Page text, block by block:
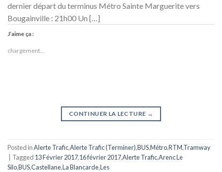
dernier départ du terminus Métro Sainte Marguerite vers
Bougainville : 21h00 Un […]
J’aime ça :
chargement…
CONTINUER LA LECTURE →
Posted inAlerte Trafic,Alerte Trafic (Terminer),BUS,Métro,RTM,Tramway
Tagged 13 Février 2017,16 février 2017,Alerte Trafic,Arenc Le
Silo,BUS,Castellane,La Blancarde,Les